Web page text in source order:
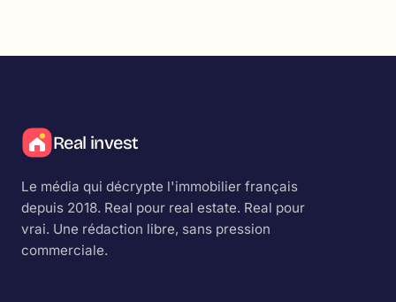
Real invest
Le média qui décrypte l'immobilier français
depuis 2018. Real pour real estate. Real pour
vrai. Une rédaction libre, sans pression
commerciale.